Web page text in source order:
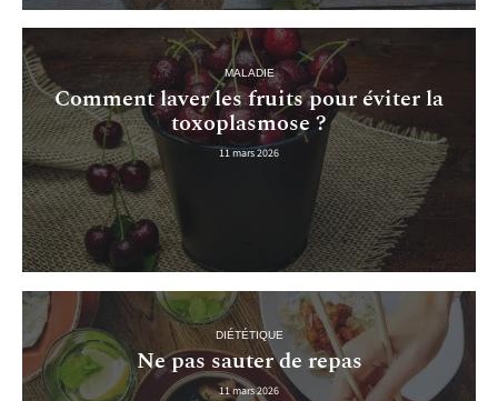
MALADIE
Comment laver les fruits pour éviter la
toxoplasmose ?
11 mars 2026
DIÉTÉTIQUE
Ne pas sauter de repas
11 mars 2026